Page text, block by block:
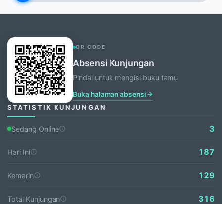
QR CODE
Absensi Kunjungan
Pindai untuk mengisi buku tamu
Buka halaman absensi
STATISTIK KUNJUNGAN
Sedang Online 3
Hari Ini 187
Kemarin 129
Total Kunjungan 316